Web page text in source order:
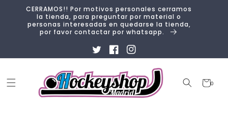
directamente
al contenido
CERRAMOS!! Por motivos personales cerramos
la tienda, para preguntar por material o
personas interesadas en quedarse la tienda,
por favor contactar por whatsapp.
TwitterFacebookInstagram
Carrito
0
0
artículos